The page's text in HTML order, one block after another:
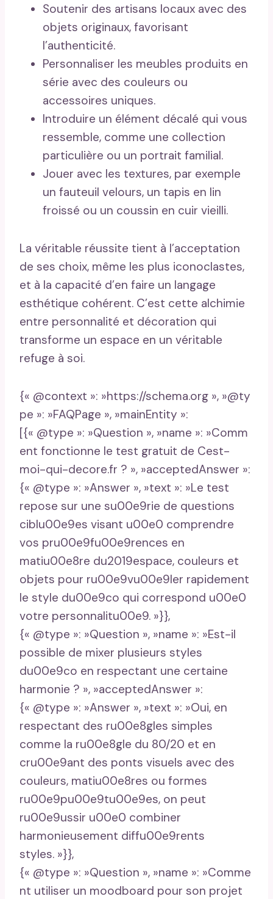
Soutenir des artisans locaux avec des
objets originaux, favorisant
l’authenticité.
Personnaliser les meubles produits en
série avec des couleurs ou
accessoires uniques.
Introduire un élément décalé qui vous
ressemble, comme une collection
particulière ou un portrait familial.
Jouer avec les textures, par exemple
un fauteuil velours, un tapis en lin
froissé ou un coussin en cuir vieilli.
La véritable réussite tient à l’acceptation
de ses choix, même les plus iconoclastes,
et à la capacité d’en faire un langage
esthétique cohérent. C’est cette alchimie
entre personnalité et décoration qui
transforme un espace en un véritable
refuge à soi.
{« @context »: »https://schema.org », »@ty
pe »: »FAQPage », »mainEntity »:
[{« @type »: »Question », »name »: »Comm
ent fonctionne le test gratuit de Cest-
moi-qui-decore.fr ? », »acceptedAnswer »:
{« @type »: »Answer », »text »: »Le test
repose sur une su00e9rie de questions
ciblu00e9es visant u00e0 comprendre
vos pru00e9fu00e9rences en
matiu00e8re du2019espace, couleurs et
objets pour ru00e9vu00e9ler rapidement
le style du00e9co qui correspond u00e0
votre personnalitu00e9. »}},
{« @type »: »Question », »name »: »Est-il
possible de mixer plusieurs styles
du00e9co en respectant une certaine
harmonie ? », »acceptedAnswer »:
{« @type »: »Answer », »text »: »Oui, en
respectant des ru00e8gles simples
comme la ru00e8gle du 80/20 et en
cru00e9ant des ponts visuels avec des
couleurs, matiu00e8res ou formes
ru00e9pu00e9tu00e9es, on peut
ru00e9ussir u00e0 combiner
harmonieusement diffu00e9rents
styles. »}},
{« @type »: »Question », »name »: »Comme
nt utiliser un moodboard pour son projet